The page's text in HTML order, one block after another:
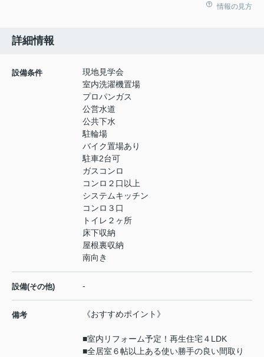
情報の見方
詳細情報
設備条件
現地見学会
室内洗濯機置場
プロパンガス
公営水道
公共下水
駐輪場
バイク置場あり
駐車2台可
ガスコンロ
コンロ２口以上
システムキッチン
コンロ３口
トイレ２ヶ所
床下収納
屋根裏収納
南向き
設備(その他) -
備考 《おすすめポイント》
■室内リフォーム予定！再生住宅４LDK
■全居室６帖以上ある使い勝手の良い間取り